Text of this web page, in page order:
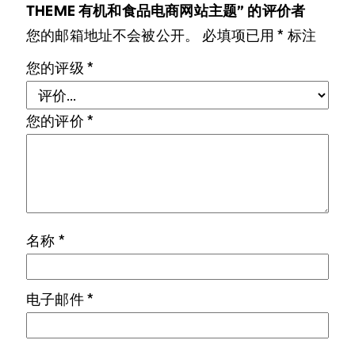
THEME 有机和食品电商网站主题” 的评价者
您的邮箱地址不会被公开。
必填项已用* 标注
您的评级 *
您的评价 *
名称 *
电子邮件*